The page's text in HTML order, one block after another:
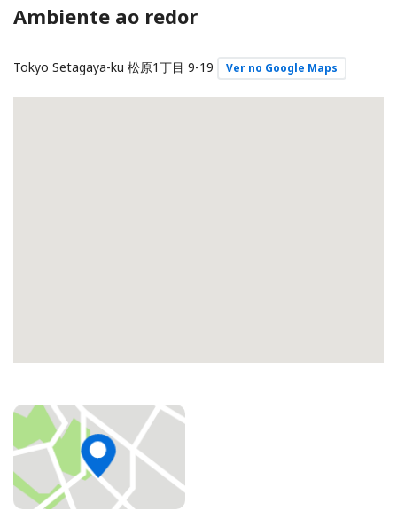
Ambiente ao redor
Tokyo Setagaya-ku 松原1丁目 9-19 Ver no Google Maps